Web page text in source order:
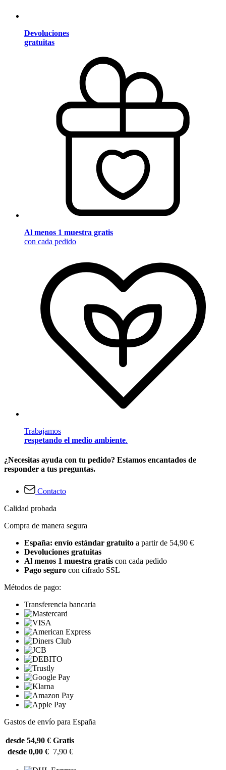
Devoluciones
gratuitas
Al menos 1 muestra gratis
con cada pedido
Trabajamos
respetando el medio ambiente.
¿Necesitas ayuda con tu pedido? Estamos encantados de
responder a tus preguntas.
Contacto
Calidad probada
Compra de manera segura
España: envío estándar gratuito a partir de 54,90 €
Devoluciones gratuitas
Al menos 1 muestra gratis con cada pedido
Pago seguro con cifrado SSL
Métodos de pago:
Transferencia bancaria
Gastos de envío para España
desde 54,90 € Gratis
desde 0,00 € 7,90 €